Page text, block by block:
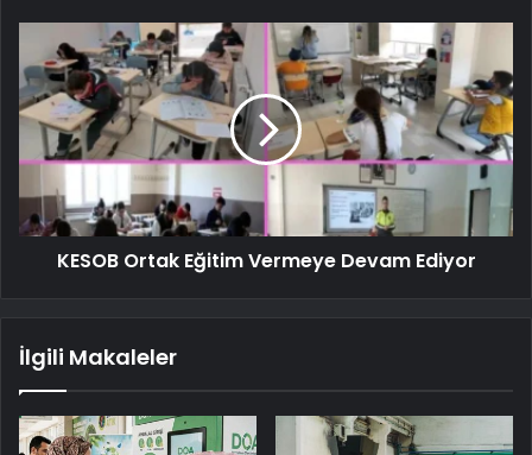
KESOB Ortak Eğitim Vermeye Devam Ediyor
İlgili Makaleler